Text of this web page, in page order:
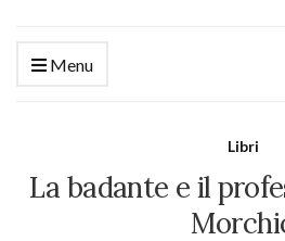
Menu
Libri
La badante e il